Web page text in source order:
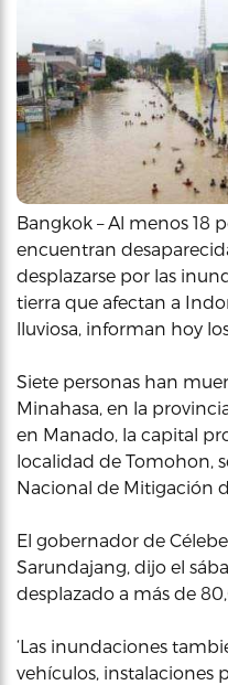
Bangkok – Al menos 18
encuentran
desplazarse por las
tierra que afectan a
lluviosa, informan hoy
Siete personas han
Minahasa, en la
en Manado, la capital
localidad de Tomohon,
Nacional de Mitigación
El gobernador de
Sarundajang, dijo el
desplazado a más de
‘Las inundaciones
vehículos, instalaciones